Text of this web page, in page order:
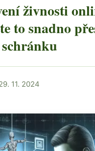
živnosti
to snadno
11. 2024